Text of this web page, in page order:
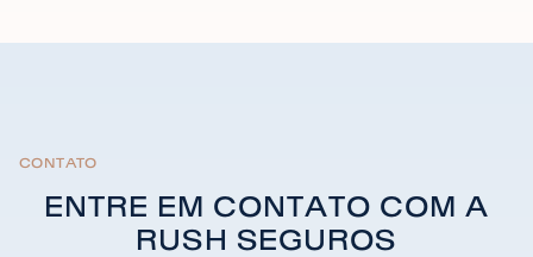
CONTATO
ENTRE EM CONTATO COM A
RUSH SEGUROS